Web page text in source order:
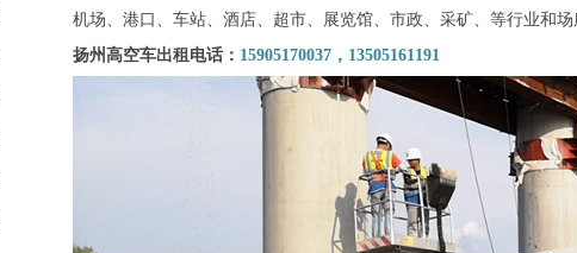
机场、港口、车站、酒店、超市、展览馆、市政、采矿、等行业和场
扬州高空车出租电话： 15905170037，13505161191